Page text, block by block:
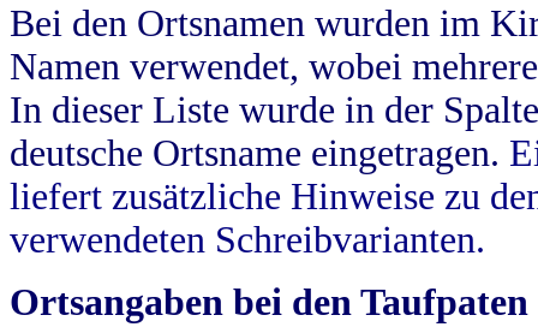
Bei den Ortsnamen wurden im
Namen verwendet, wobei
In dieser Liste wurde in der
deutsche Ortsname eingetragen.
liefert zusätzliche Hinweise zu
verwendeten Schreibvarianten.
Ortsangaben bei den Taufpaten